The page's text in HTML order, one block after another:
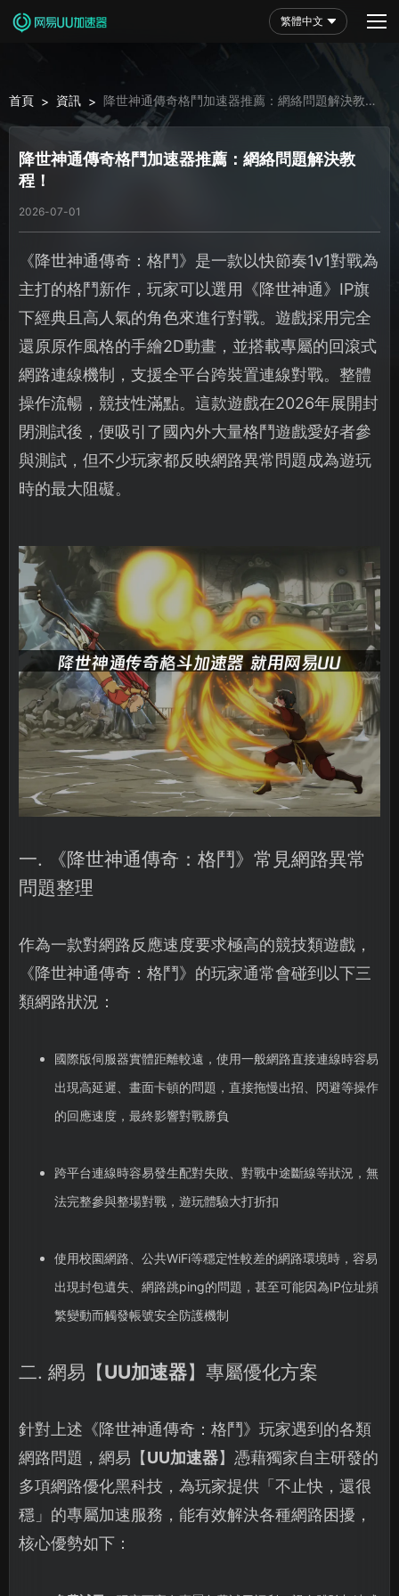
繁體中文
首頁 > 資訊 > 降世神通傳奇格鬥加速器推薦：網絡問題解決教
程！
降世神通傳奇格鬥加速器推薦：網絡問題解決教
程！
2026-07-01
《降世神通傳奇：格鬥》是一款以快節奏1v1對戰為
主打的格鬥新作，玩家可以選用《降世神通》IP旗
下經典且高人氣的角色來進行對戰。遊戲採用完全
還原原作風格的手繪2D動畫，並搭載專屬的回滾式
網路連線機制，支援全平台跨裝置連線對戰。整體
操作流暢，競技性滿點。這款遊戲在2026年展開封
閉測試後，便吸引了國內外大量格鬥遊戲愛好者參
與測試，但不少玩家都反映網路異常問題成為遊玩
時的最大阻礙。
一. 《降世神通傳奇：格鬥》常見網路異常
問題整理
作為一款對網路反應速度要求極高的競技類遊戲，
《降世神通傳奇：格鬥》的玩家通常會碰到以下三
類網路狀況：
國際版伺服器實體距離較遠，使用一般網路直接連線時容易
出現高延遲、畫面卡頓的問題，直接拖慢出招、閃避等操作
的回應速度，最終影響對戰勝負
跨平台連線時容易發生配對失敗、對戰中途斷線等狀況，無
法完整參與整場對戰，遊玩體驗大打折扣
使用校園網路、公共WiFi等穩定性較差的網路環境時，容易
出現封包遺失、網路跳ping的問題，甚至可能因為IP位址頻
繁變動而觸發帳號安全防護機制
二. 網易【UU加速器】專屬優化方案
針對上述《降世神通傳奇：格鬥》玩家遇到的各類
網路問題，網易【UU加速器】憑藉獨家自主研發的
多項網路優化黑科技，為玩家提供「不止快，還很
穩」的專屬加速服務，能有效解決各種網路困擾，
核心優勢如下：